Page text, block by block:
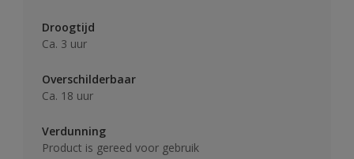
Droogtijd
Ca. 3 uur
Overschilderbaar
Ca. 18 uur
Verdunning
Product is gereed voor gebruik